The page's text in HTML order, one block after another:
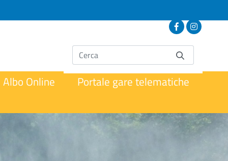
Albo Online
Portale gare telematiche